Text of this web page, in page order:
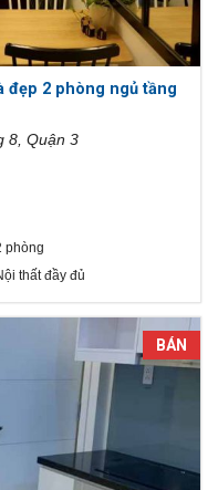
đẹp 2 phòng ngủ tầng
8, Quận 3
phòng
thất đầy đủ
BÁN